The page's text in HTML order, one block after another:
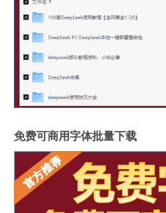
免费可商用字体批量下载